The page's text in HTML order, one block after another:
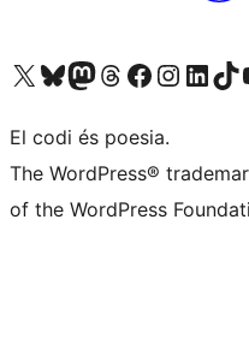
Visiteu el nostre compte X (abans Twitter)
Visiteu el nostre compte de Bluesky
Visiteu el nostre compte al Mastodon
Visiteu el nostre compte de Threads
Visiteu la nostra pàgina al
Visiteu el nostre
Visiteu el nostre
Visiteu el
El codi és poesia.
The WordPress®
of the WordPress